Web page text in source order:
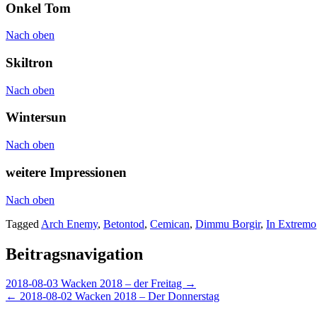
Onkel Tom
Nach oben
Skiltron
Nach oben
Wintersun
Nach oben
weitere Impressionen
Nach oben
Tagged Arch Enemy, Betontod, Cemican, Dimmu Borgir, In Extremo
Beitragsnavigation
2018-08-03 Wacken 2018 – der Freitag →
← 2018-08-02 Wacken 2018 – Der Donnerstag